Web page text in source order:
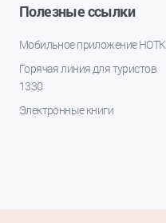
Полезные ссылки
Мобильное приложение НОТК
Горячая линия для туристов
1330
Электронные книги